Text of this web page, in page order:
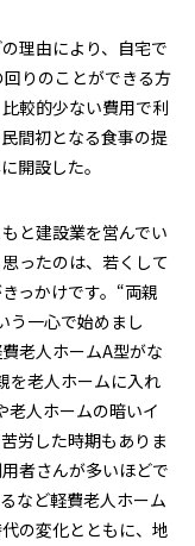
理由により、自宅で
りのことができる方
較的少ない費用で利
間初となる食事の提
開設した。
もと建設業を営んでい
ったのは、若くして
っかけです。“両親
う一心で始めまし
老人ホームA型がな
を老人ホームに入れ
老人ホームの暗いイ
労した時期もありま
者さんが多いほどで
など軽費老人ホーム
の変化とともに、地